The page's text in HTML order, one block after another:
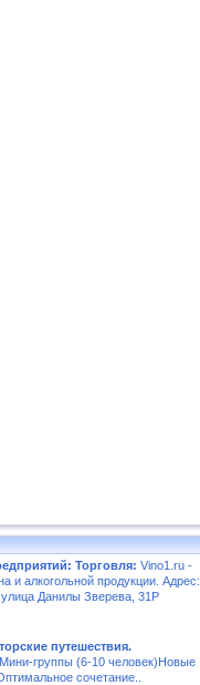
Торговля: Vino1.ru -
и алкогольной продукции. Адрес:
улица Данилы Зверева, 31Р
путешествия.
.Мини-группы (6-10 человек)Новые
сочетание..